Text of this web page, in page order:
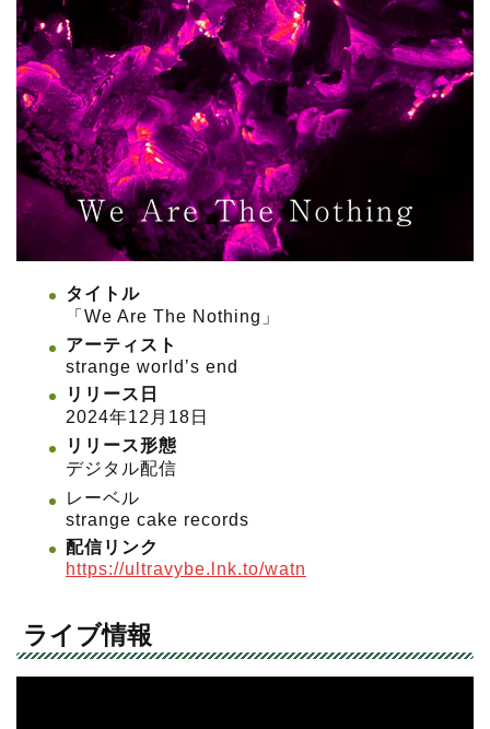
タイトル
「We Are The Nothing」
アーティスト
strange world’s end
リリース日
2024年12月18日
リリース形態
デジタル配信
レーベル
strange cake records
配信リンク
https://ultravybe.lnk.to/watn
ライブ情報